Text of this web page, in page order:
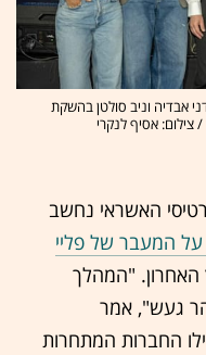
אבדיה וניב סולטן בהשקת
אסיף לנקרי
האשראי נחשב
המעבר של פליי
"המהלך
געש", אמר
החברות המתחרות